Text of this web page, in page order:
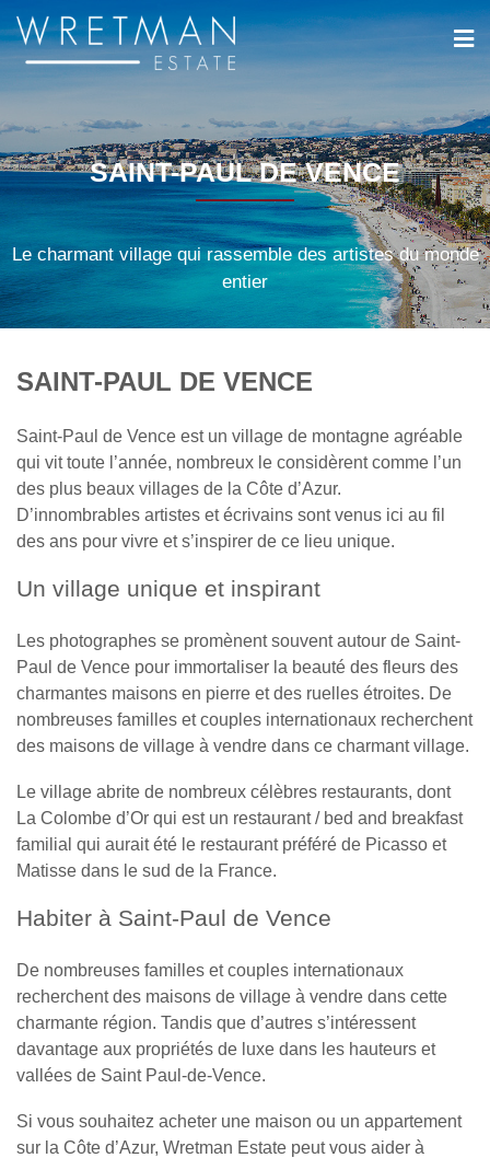
SAINT-PAUL DE VENCE
Le charmant village qui rassemble des artistes du monde
entier
SAINT-PAUL DE VENCE
Saint-Paul de Vence est un village de montagne agréable
qui vit toute l’année, nombreux le considèrent comme l’un
des plus beaux villages de la Côte d’Azur.
D’innombrables artistes et écrivains sont venus ici au fil
des ans pour vivre et s’inspirer de ce lieu unique.
Un village unique et inspirant
Les photographes se promènent souvent autour de Saint-
Paul de Vence pour immortaliser la beauté des fleurs des
charmantes maisons en pierre et des ruelles étroites. De
nombreuses familles et couples internationaux recherchent
des maisons de village à vendre dans ce charmant village.
Le village abrite de nombreux célèbres restaurants, dont
La Colombe d’Or qui est un restaurant / bed and breakfast
familial qui aurait été le restaurant préféré de Picasso et
Matisse dans le sud de la France.
Habiter à Saint-Paul de Vence
De nombreuses familles et couples internationaux
recherchent des maisons de village à vendre dans cette
charmante région. Tandis que d’autres s’intéressent
davantage aux propriétés de luxe dans les hauteurs et
vallées de Saint Paul-de-Vence.
Si vous souhaitez acheter une maison ou un appartement
sur la Côte d’Azur, Wretman Estate peut vous aider à
Panneau de gestion des cookies